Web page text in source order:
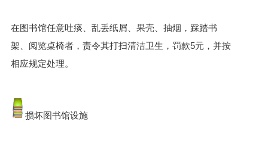
在图书馆任意吐痰、乱丢纸屑、果壳、抽烟，踩踏书
架、阅览桌椅者，责令其打扫清洁卫生，罚款5元，并按
相应规定处理。
损坏图书馆设施